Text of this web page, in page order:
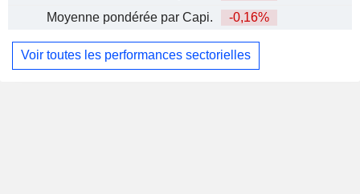
Moyenne pondérée par Capi.
-0,16%
Voir toutes les performances sectorielles